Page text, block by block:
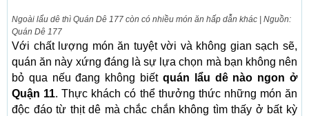
Ngoài lẩu dê thì Quán Dê 177 còn có nhiều món ăn hấp dẫn khác | Nguồn:
Quán Dê 177
Với chất lượng món ăn tuyệt vời và không gian sạch sẽ,
quán ăn này xứng đáng là sự lựa chọn mà bạn không nên
bỏ qua nếu đang không biết quán lẩu dê nào ngon ở
Quận 11. Thực khách có thể thưởng thức những món ăn
độc đáo từ thịt dê mà chắc chắn không tìm thấy ở bất kỳ